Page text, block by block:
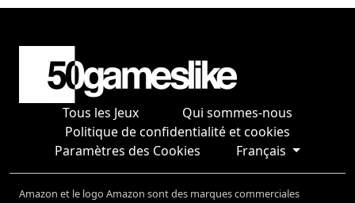
Tous les Jeux
Qui sommes-nous
Politique de confidentialité et cookies
Paramètres des Cookies
Français
Amazon et le logo Amazon sont des marques commerciales